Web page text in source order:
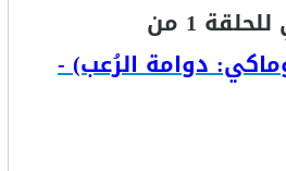
الفيديو التشويقي للحلقة 1 من
دوامة الرُعب) -